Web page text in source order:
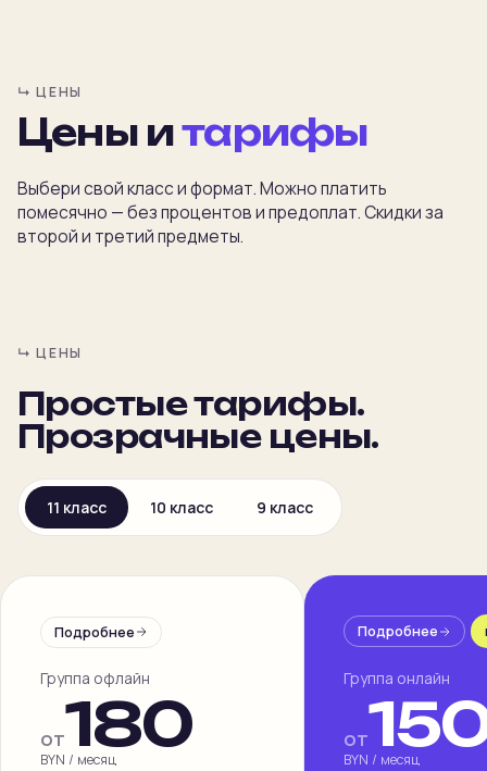
Главная
Преподаватели
Цены
Календарь
Подбор
ЗАПИСЬ
Пробный урок
бесплатно
Записаться
↳ ЦЕНЫ
Цены итарифы
Выбери свой класс и формат. Можно платить
помесячно — без процентов и предоплат. Скидки за
второй и третий предметы.
↳ ЦЕНЫ
Простые тарифы.
Прозрачные цены.
11 класс 10 класс 9 класс
Подробнее
Группа офлайн
от180
BYN / месяц
Подробнее
Группа онлайн
от
BYN / месяц